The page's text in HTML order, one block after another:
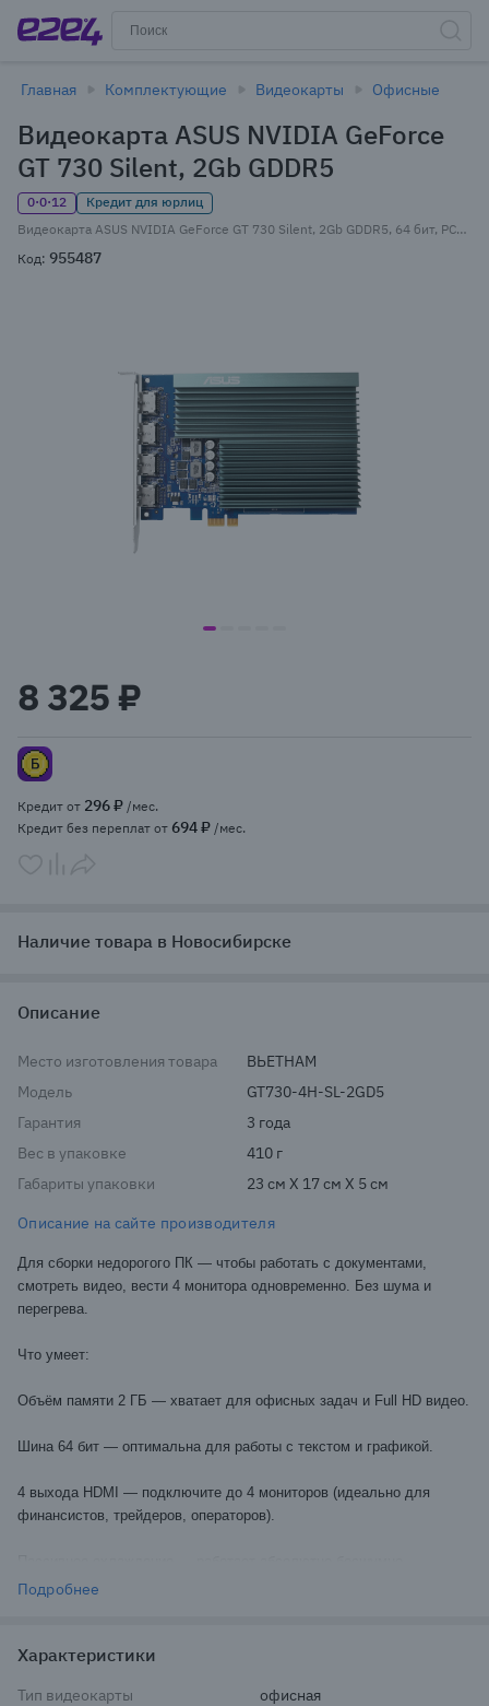
Главная Комплектующие Видеокарты Офисные
Видеокарта ASUS NVIDIA GeForce
GT 730 Silent, 2Gb GDDR5
0·0·12
Кредит для юрлиц
Видеокарта ASUS NVIDIA GeForce GT 730 Silent, 2Gb GDDR5, 64 бит, PCI-E, 4HDMI, Retail (GT730-4H-SL-2GD5)
Код: 955487
item
of
5
8 325 ₽
Кредит от 296 ₽ /мес.
Кредит без переплат от 694 ₽ /мес.
Наличие товара в Новосибирске
Описание
Место изготовления товара
ВЬЕТНАМ
Модель
GT730-4H-SL-2GD5
Гарантия
3 года
Вес в упаковке
410 г
Габариты упаковки
23 см X 17 см X 5 см
Описание на сайте производителя
Для сборки недорогого ПК — чтобы работать с документами,
смотреть видео, вести 4 монитора одновременно. Без шума и
перегрева.
Что умеет:
Объём памяти 2 ГБ — хватает для офисных задач и Full HD видео.
Шина 64 бит — оптимальна для работы с текстом и графикой.
4 выхода HDMI — подключите до 4 мониторов (идеально для
финансистов, трейдеров, операторов).
Подробнее
Характеристики
Тип видеокарты
офисная